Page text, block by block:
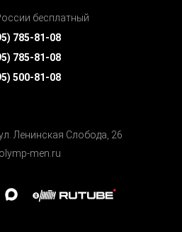
бесплатный
785-81-08
785-81-08
500-81-08
Ленинская Cлобода, 26
men.ru